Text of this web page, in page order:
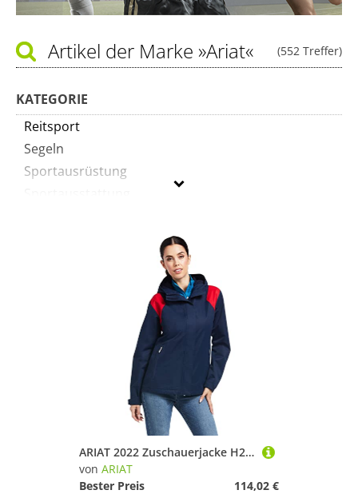
(552 Treffer)
Artikel der Marke »Ariat«
KATEGORIE
Reitsport
Segeln
Sportausrüstung
ARIAT 2022 Zuschauerjacke H20 Damen 10039216 - Team Womens Size - S
von ARIAT
Bester Preis
114,02 €